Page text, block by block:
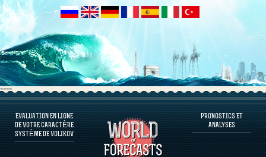
----
EVALUATION EN LIGNE
DE VOTRE CARACTÈRE
SYSTÈME DE VOLIKOV
PRONOSTICS ET
ANALYSES
LOGICIEL QU’ON VOUS PROPOSE
EVALUER LE CARACTÈRE D’UNE PERSONNE
L'ÉVALUATION DU CARACTÈRE DE PERSONNALITÉS CÉLÈBRES